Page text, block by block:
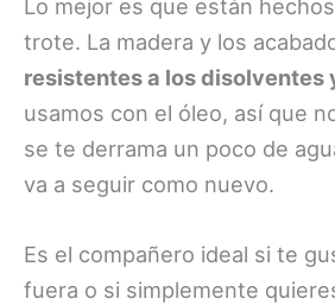
Lo mejor es que están
trote. La madera y los
resistentes a los disolventes
usamos con el óleo, así que
se te derrama un poco de
va a seguir como nuevo.
Es el compañero ideal si te
fuera o si simplemente